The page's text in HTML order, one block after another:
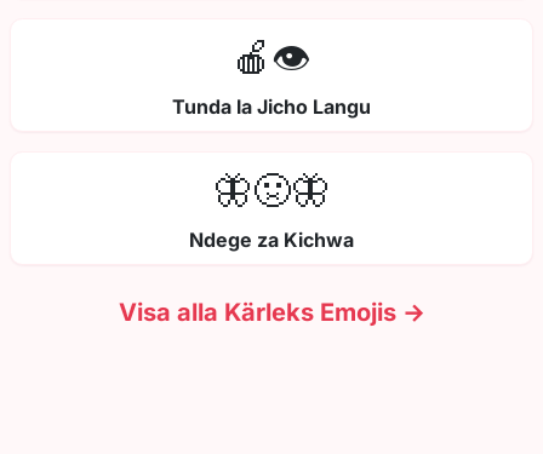
🍎👁️
Tunda la Jicho Langu
🦋🤢🦋
Ndege za Kichwa
Visa alla Kärleks Emojis →